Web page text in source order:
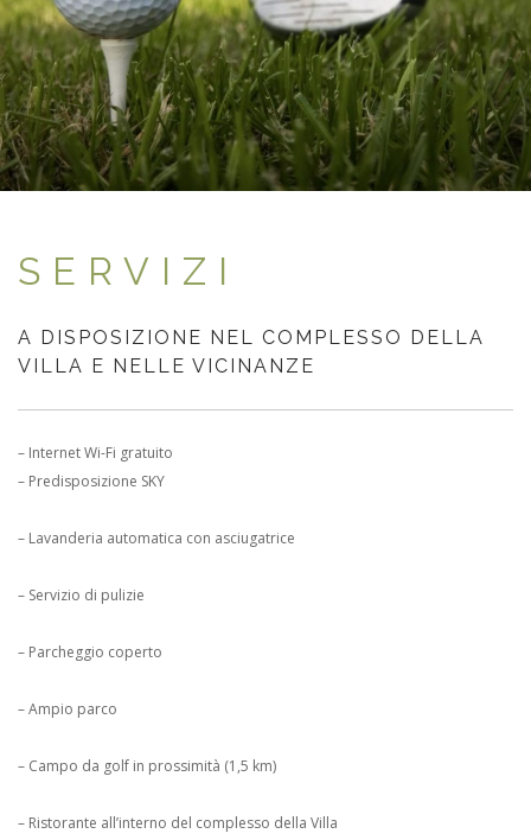
SERVIZI
A DISPOSIZIONE NEL COMPLESSO DELLA
VILLA E NELLE VICINANZE
– Internet Wi-Fi gratuito
– Predisposizione SKY
– Lavanderia automatica con asciugatrice
– Servizio di pulizie
– Parcheggio coperto
– Ampio parco
– Campo da golf in prossimità (1,5 km)
– Ristorante all’interno del complesso della Villa